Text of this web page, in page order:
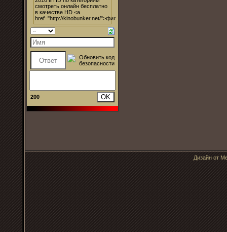
200
Дизайн от